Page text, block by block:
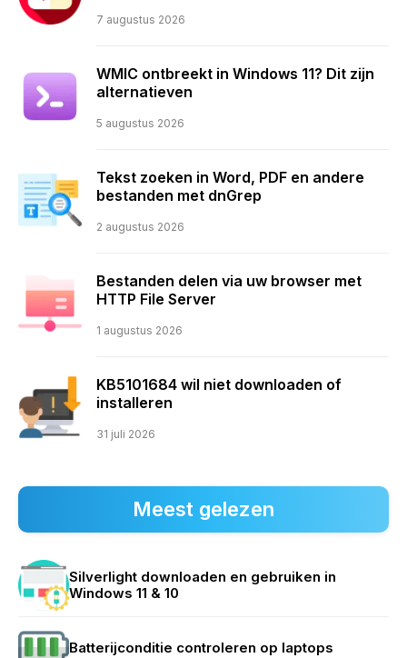
7 augustus 2026
WMIC ontbreekt in Windows 11? Dit zijn
alternatieven
5 augustus 2026
Tekst zoeken in Word, PDF en andere
bestanden met dnGrep
2 augustus 2026
Bestanden delen via uw browser met
HTTP File Server
1 augustus 2026
KB5101684 wil niet downloaden of
installeren
31 juli 2026
Meest gelezen
Silverlight downloaden en gebruiken in
Windows 11 & 10
Batterijconditie controleren op laptops